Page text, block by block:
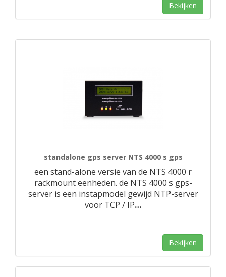
Bekijken
standalone gps server NTS 4000 s gps
een stand-alone versie van de NTS 4000 r
rackmount eenheden. de NTS 4000 s gps-
server is een instapmodel gewijd NTP-server
voor TCP / IP…
Bekijken